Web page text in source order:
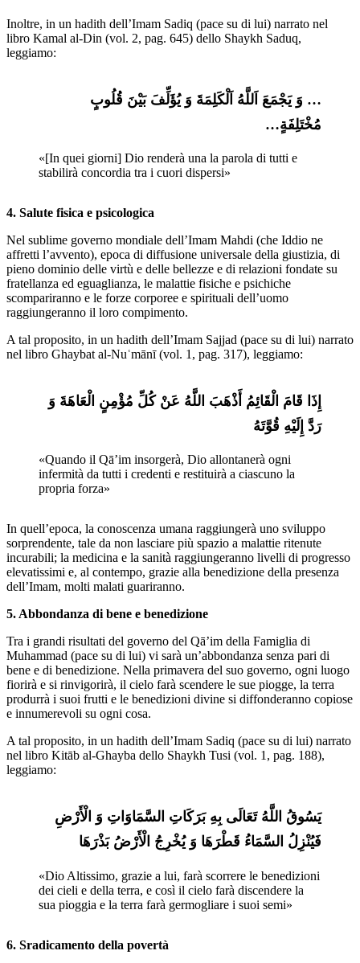
Inoltre, in un hadith dell’Imam Sadiq (pace su di lui) narrato nel
libro Kamal al-Din (vol. 2, pag. 645) dello Shaykh Saduq,
leggiamo:
مُخْتَلِفَةٍ…
«[In quei giorni] Dio renderà una la parola di tutti e
stabilirà concordia tra i cuori dispersi»
4. Salute fisica e psicologica
Nel sublime governo mondiale dell’Imam Mahdi (che Iddio ne
affretti l’avvento), epoca di diffusione universale della giustizia, di
pieno dominio delle virtù e delle bellezze e di relazioni fondate su
fratellanza ed eguaglianza, le malattie fisiche e psichiche
scompariranno e le forze corporee e spirituali dell’uomo
raggiungeranno il loro compimento.
A tal proposito, in un hadith dell’Imam Sajjad (pace su di lui) narrato
nel libro Ghaybat al-Nuʿmānī (vol. 1, pag. 317), leggiamo:
رَدَّ إِلَیْهِ قُوَّتَهُ
«Quando il Qā’im insorgerà, Dio allontanerà ogni
infermità da tutti i credenti e restituirà a ciascuno la
propria forza»
In quell’epoca, la conoscenza umana raggiungerà uno sviluppo
sorprendente, tale da non lasciare più spazio a malattie ritenute
incurabili; la medicina e la sanità raggiungeranno livelli di progresso
elevatissimi e, al contempo, grazie alla benedizione della presenza
dell’Imam, molti malati guariranno.
5. Abbondanza di bene e benedizione
Tra i grandi risultati del governo del Qā’im della Famiglia di
Muhammad (pace su di lui) vi sarà un’abbondanza senza pari di
bene e di benedizione. Nella primavera del suo governo, ogni luogo
fiorirà e si rinvigorirà, il cielo farà scendere le sue piogge, la terra
produrrà i suoi frutti e le benedizioni divine si diffonderanno copiose
e innumerevoli su ogni cosa.
A tal proposito, in un hadith dell’Imam Sadiq (pace su di lui) narrato
nel libro Kitāb al-Ghayba dello Shaykh Tusi (vol. 1, pag. 188),
leggiamo:
فَیُنْزِلُ السَّمَاءُ قَطْرَهَا وَ یُخْرِجُ الْأَرْضُ بَذْرَهَا
«Dio Altissimo, grazie a lui, farà scorrere le benedizioni
dei cieli e della terra, e così il cielo farà discendere la
sua pioggia e la terra farà germogliare i suoi semi»
6. Sradicamento della povertà